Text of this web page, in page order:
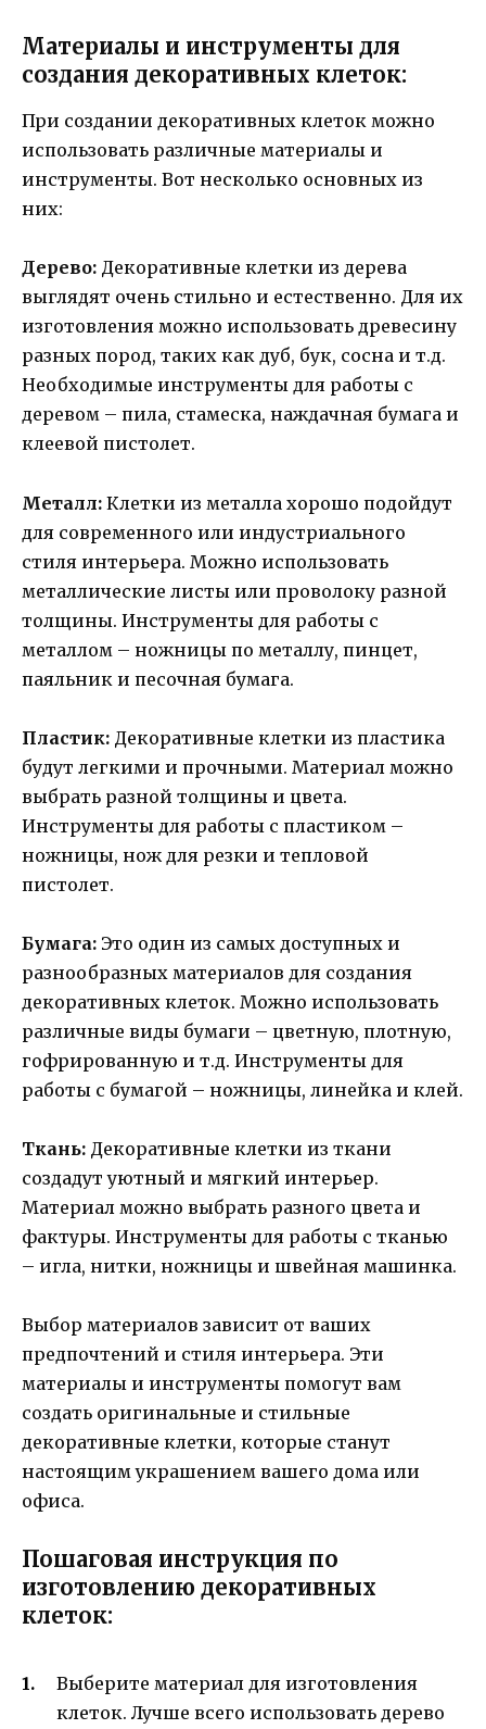
Материалы и инструменты для
создания декоративных клеток:
При создании декоративных клеток можно
использовать различные материалы и
инструменты. Вот несколько основных из
них:
Дерево: Декоративные клетки из дерева
выглядят очень стильно и естественно. Для их
изготовления можно использовать древесину
разных пород, таких как дуб, бук, сосна и т.д.
Необходимые инструменты для работы с
деревом – пила, стамеска, наждачная бумага и
клеевой пистолет.
Металл: Клетки из металла хорошо подойдут
для современного или индустриального
стиля интерьера. Можно использовать
металлические листы или проволоку разной
толщины. Инструменты для работы с
металлом – ножницы по металлу, пинцет,
паяльник и песочная бумага.
Пластик: Декоративные клетки из пластика
будут легкими и прочными. Материал можно
выбрать разной толщины и цвета.
Инструменты для работы с пластиком –
ножницы, нож для резки и тепловой
пистолет.
Бумага: Это один из самых доступных и
разнообразных материалов для создания
декоративных клеток. Можно использовать
различные виды бумаги – цветную, плотную,
гофрированную и т.д. Инструменты для
работы с бумагой – ножницы, линейка и клей.
Ткань: Декоративные клетки из ткани
создадут уютный и мягкий интерьер.
Материал можно выбрать разного цвета и
фактуры. Инструменты для работы с тканью
– игла, нитки, ножницы и швейная машинка.
Выбор материалов зависит от ваших
предпочтений и стиля интерьера. Эти
материалы и инструменты помогут вам
создать оригинальные и стильные
декоративные клетки, которые станут
настоящим украшением вашего дома или
офиса.
Пошаговая инструкция по
изготовлению декоративных
клеток:
Выберите материал для изготовления
клеток. Лучше всего использовать дерево